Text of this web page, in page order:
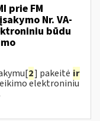
prie FM
Nr. VA-
būdu
2] pakeitė ir
elektroniniu